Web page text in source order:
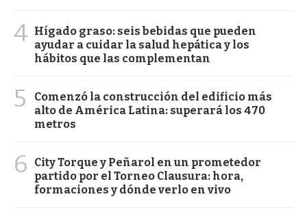
4 Hígado graso: seis bebidas que pueden
ayudar a cuidar la salud hepática y los
hábitos que las complementan
5
Comenzó la construcción del edificio más
alto de América Latina: superará los 470
metros
6
City Torque y Peñarol en un prometedor
partido por el Torneo Clausura: hora,
formaciones y dónde verlo en vivo